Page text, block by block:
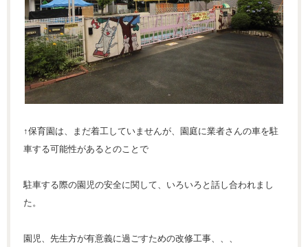
↑保育園は、まだ着工していませんが、園庭に業者さんの車を駐
車する可能性があるとのことで
駐車する際の園児の安全に関して、いろいろと話し合われまし
た。
園児、先生方が有意義に過ごすための改修工事、、、